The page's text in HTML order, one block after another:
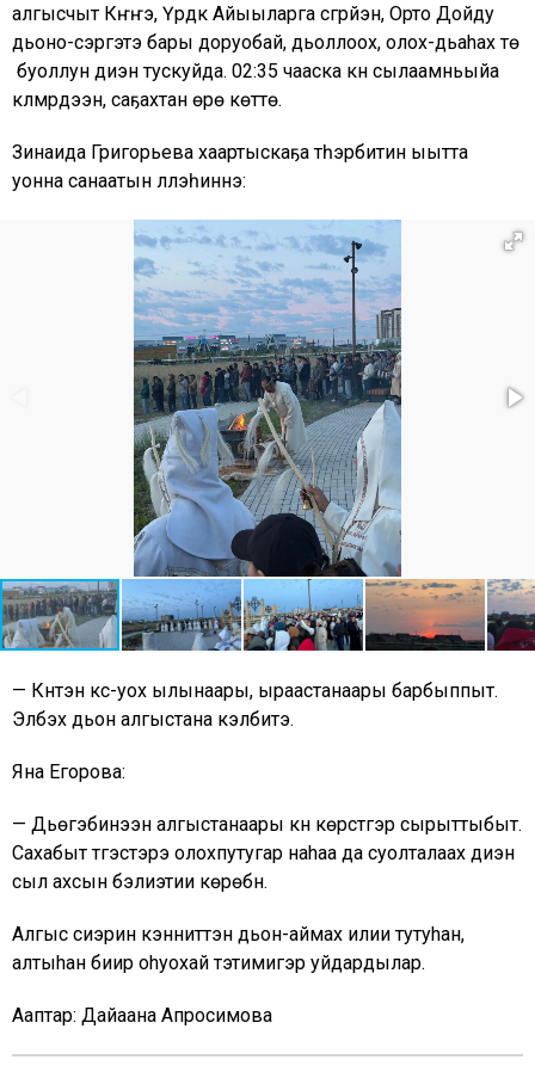
алгысчыт Күҥҥэ, Үрдүк Айыыларга сүгүрүйэн, Орто Дойду
дьоно-сэргэтэ бары доруобай, дьоллоох, олох-дьаhах үтүө
буоллун диэн тускуйда. 02:35 чааска күн сылаамньыйа
күлүмүрдээн, саҕахтан өрө көттө.
Зинаида Григорьева хаартыскаҕа түһэрбитин ыытта
уонна санаатын үллэһиннэ:
— Күнтэн күүс-уох ылынаары, ыраастанаары барбыппыт.
Элбэх дьон алгыстана кэлбитэ.
Яна Егорова:
— Дьүөгэбинээн алгыстанаары күн көрсүүтүгэр сырыттыбыт.
Сахабыт түгэстэрэ олохпутугар наhаа да суолталаах диэн
сыл ахсын бэлиэтии көрөбүн.
Алгыс сиэрин кэнниттэн дьон-аймах илии тутуhан,
алтыhан биир оhуохай тэтимигэр уйдардылар.
Ааптар: Дайаана Апросимова